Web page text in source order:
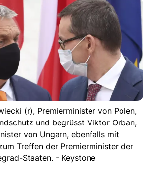
(r), Premierminister von Polen,
und begrüsst Viktor Orban,
von Ungarn, ebenfalls mit
Treffen der Premierminister der
Staaten. - Keystone